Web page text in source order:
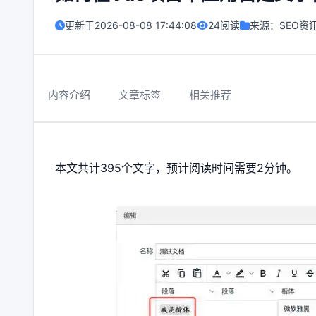
更新于2026-08-08 17:44:08 24阅读 来源： SEO资
内容介绍 文章标签 相关推荐
本文共计395个文字，预计阅读时间需要2分钟。